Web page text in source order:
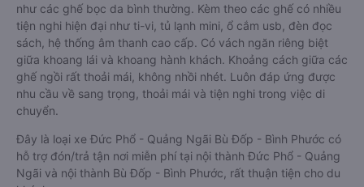
như các ghế bọc da bình thường. Kèm theo các ghế có nhiều
tiện nghi hiện đại như ti-vi, tủ lạnh mini, ổ cắm usb, đèn đọc
sách, hệ thống âm thanh cao cấp. Có vách ngăn riêng biệt
giữa khoang lái và khoang hành khách. Khoảng cách giữa các
ghế ngồi rất thoải mái, không nhồi nhét. Luôn đáp ứng được
nhu cầu về sang trọng, thoải mái và tiện nghi trong việc di
chuyển.
Đây là loại xe Đức Phổ - Quảng Ngãi Bù Đốp - Bình Phước có
hỗ trợ đón/trả tận nơi miễn phí tại nội thành Đức Phổ - Quảng
Ngãi và nội thành Bù Đốp - Bình Phước, rất thuận tiện cho du